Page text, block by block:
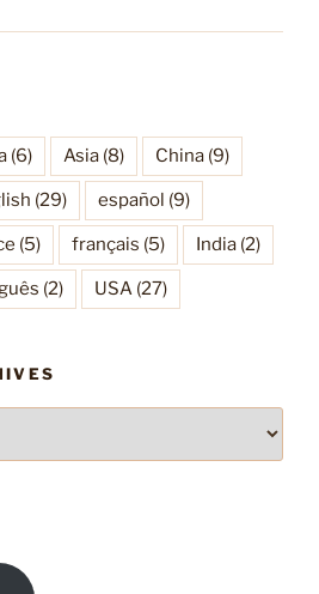
(6) Asia (8) China (9)
(29) español (9)
(5) français (5) India (2)
(2) USA (27)